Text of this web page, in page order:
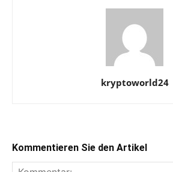
kryptoworld24
Kommentieren Sie den Artikel